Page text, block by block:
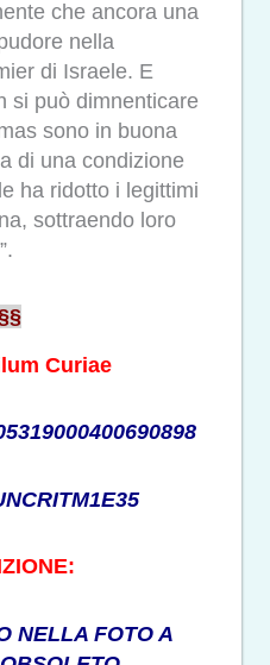
che ancora una
nella
di Israele. E
si può dimnenticare
sono in buona
di una condizione
ha ridotto i legittimi
sottraendo loro
Curiae
NELLA FOTO A